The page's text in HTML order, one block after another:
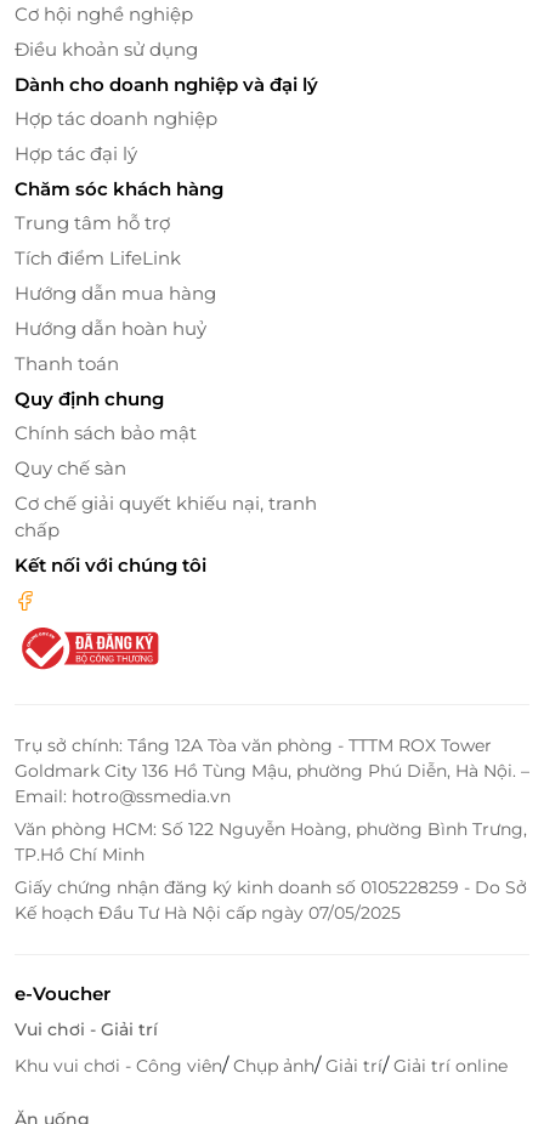
Cơ hội nghề nghiệp
Điều khoản sử dụng
Dành cho doanh nghiệp và đại lý
Hợp tác doanh nghiệp
Hợp tác đại lý
Chăm sóc khách hàng
Trung tâm hỗ trợ
Tích điểm LifeLink
Hướng dẫn mua hàng
Hướng dẫn hoàn huỷ
Thanh toán
Quy định chung
Chính sách bảo mật
Quy chế sàn
Cơ chế giải quyết khiếu nại, tranh
chấp
Kết nối với chúng tôi
Trụ sở chính: Tầng 12A Tòa văn phòng - TTTM ROX Tower
Goldmark City 136 Hồ Tùng Mậu, phường Phú Diễn, Hà Nội. –
Email: hotro@ssmedia.vn
Văn phòng HCM: Số 122 Nguyễn Hoàng, phường Bình Trưng,
TP.Hồ Chí Minh
Giấy chứng nhận đăng ký kinh doanh số 0105228259 - Do Sở
Kế hoạch Đầu Tư Hà Nội cấp ngày 07/05/2025
e-Voucher
Vui chơi - Giải trí
Khu vui chơi - Công viên/Chụp ảnh/Giải trí/Giải trí online
Ăn uống